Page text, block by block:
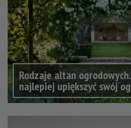
Rodzaje altan
najlepiej upiększyć swój